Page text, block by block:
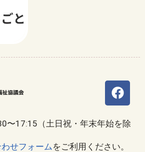
〜17:15（土日祝・年末年始を除
せフォーム をご利用ください。